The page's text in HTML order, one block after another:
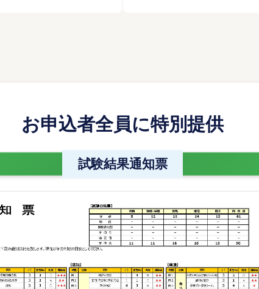
お申込者全員に特別提供
試験結果通知票